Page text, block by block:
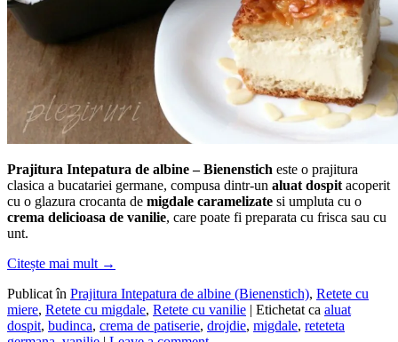
Prajitura Intepatura de albine – Bienenstich este o prajitura
clasica a bucatariei germane, compusa dintr-un aluat dospit acoperit
cu o glazura crocanta de migdale caramelizate si umpluta cu o
crema delicioasa de vanilie, care poate fi preparata cu frisca sau cu
unt.
Citește mai mult →
Publicat în Prajitura Intepatura de albine (Bienenstich), Retete cu
miere, Retete cu migdale, Retete cu vanilie | Etichetat ca aluat
dospit, budinca, crema de patiserie, drojdie, migdale, reteteta